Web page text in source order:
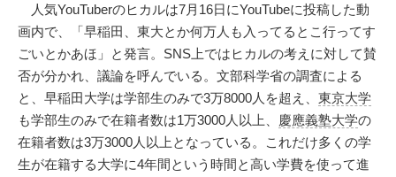
人気YouTuberのヒカルは7月16日にYouTubeに投稿した動
画内で、「早稲田、東大とか何万人も入ってるとこ行ってす
ごいとかあほ」と発言。SNS上ではヒカルの考えに対して賛
否が分かれ、議論を呼んでいる。文部科学省の調査による
と、早稲田大学は学部生のみで3万8000人を超え、 東京大学
も学部生のみで在籍者数は1万3000人以上、
慶應義塾大学の
在籍者数は3万3000人以上となっている。これだけ多くの学
生が在籍する大学に4年間という時間と高い学費を使って進